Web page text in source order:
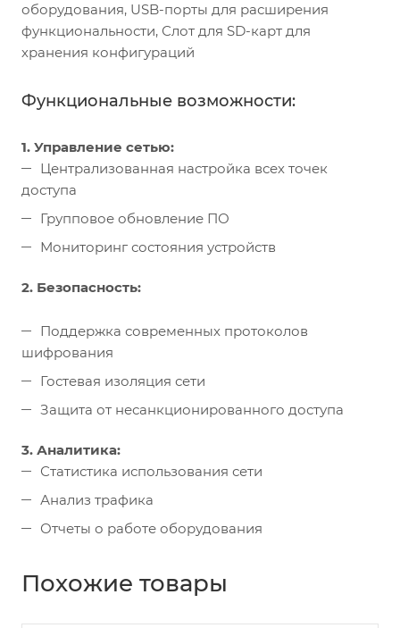
оборудования, USB-порты для расширения
функциональности, Слот для SD-карт для
хранения конфигураций
Функциональные возможности:
1. Управление сетью:
Централизованная настройка всех точек
доступа
Групповое обновление ПО
Мониторинг состояния устройств
2. Безопасность:
Поддержка современных протоколов
шифрования
Гостевая изоляция сети
Защита от несанкционированного доступа
3. Аналитика:
Статистика использования сети
Анализ трафика
Отчеты о работе оборудования
Похожие товары